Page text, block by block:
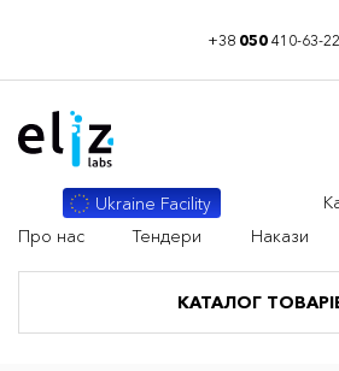
+38 050410-63-22
КАТАЛОГ
Ukraine Facility
Про нас
Тендери Накази